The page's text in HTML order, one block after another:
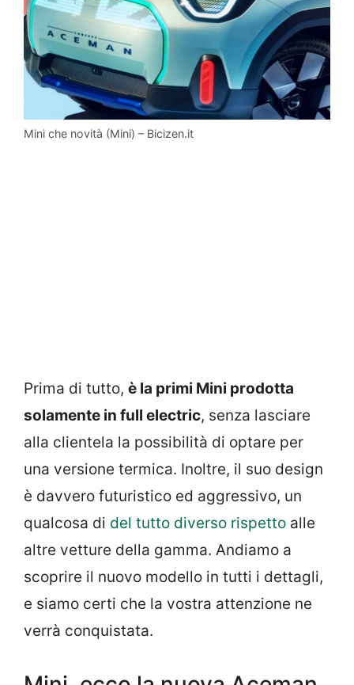
Mini che novità (Mini) – Bicizen.it
Prima di tutto, è la primi Mini prodotta
solamente in full electric, senza lasciare
alla clientela la possibilità di optare per
una versione termica. Inoltre, il suo design
è davvero futuristico ed aggressivo, un
qualcosa di del tutto diverso rispetto alle
altre vetture della gamma. Andiamo a
scoprire il nuovo modello in tutti i dettagli,
e siamo certi che la vostra attenzione ne
verrà conquistata.